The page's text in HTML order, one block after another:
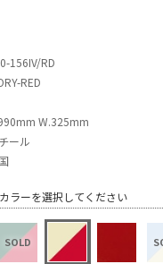
156IV/RD
RED
W.325mm
ール
カラーを選択してください